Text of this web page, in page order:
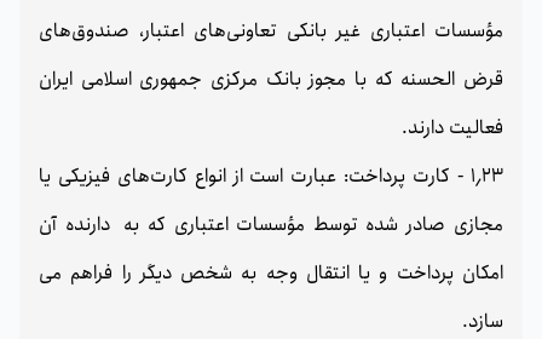
مؤسسات اعتباری غیر بانکی تعاونی‌های اعتبار، صندوق‌های
قرض الحسنه که با مجوز بانک مرکزی جمهوری اسلامی ایران
فعالیت دارند.
1٫23 - کارت پرداخت: عبارت است از انواع کارت‌های فیزیکی یا
مجازی صادر شده توسط مؤسسات اعتباری که به دارنده آن
امکان پرداخت و یا انتقال وجه به شخص دیگر را فراهم می
سازد.